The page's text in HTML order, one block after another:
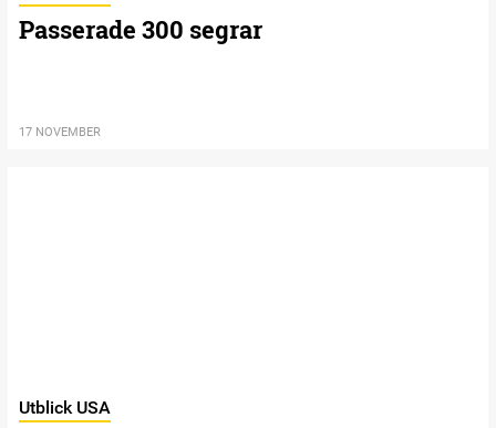
Passerade 300 segrar
17 NOVEMBER
Utblick USA